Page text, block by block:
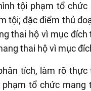
tội phạm tổ
tội; đặc điểm thủ
thai hộ vì mục
thai hộ vì mục
tích, làm rõ
phạm tổ chức